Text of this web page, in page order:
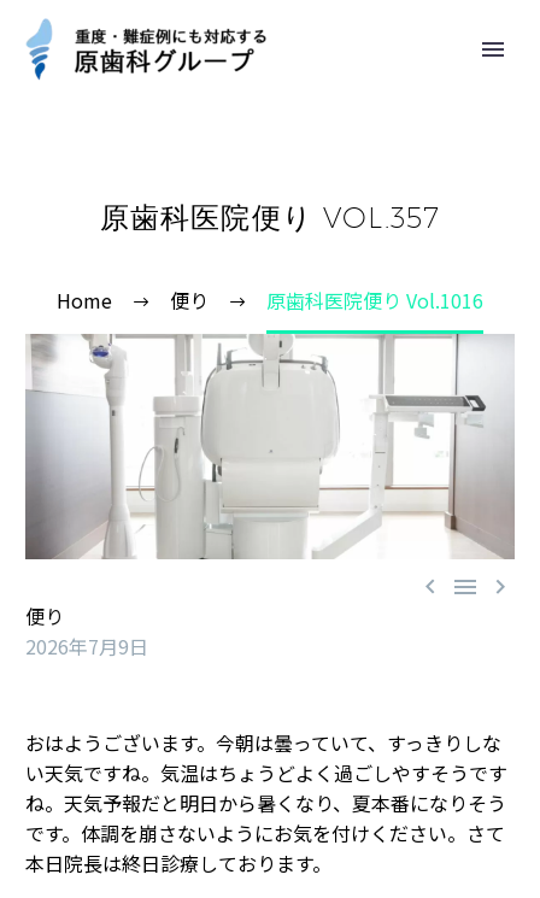
原歯科医院便り VOL.357
Home 便り 原歯科医院便り Vol.1016
  
便り
2026年7月9日
おはようございます。今朝は曇っていて、すっきりしな
い天気ですね。気温はちょうどよく過ごしやすそうです
ね。天気予報だと明日から暑くなり、夏本番になりそう
です。体調を崩さないようにお気を付けください。さて
本日院長は終日診療しております。